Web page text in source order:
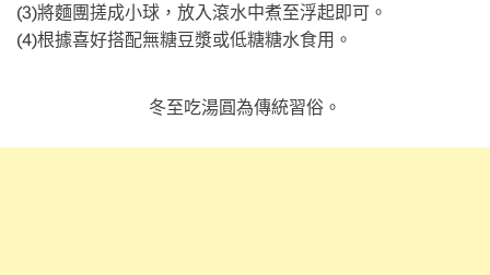
(3)將麵團搓成小球，放入滾水中煮至浮起即可。
(4)根據喜好搭配無糖豆漿或低糖糖水食用。
冬至吃湯圓為傳統習俗。